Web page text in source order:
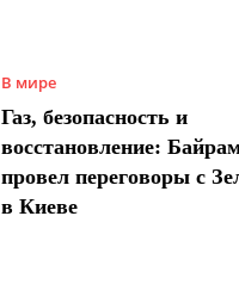
В мире
Газ, безопасность и
восстановление:
провел переговоры с
в Киеве